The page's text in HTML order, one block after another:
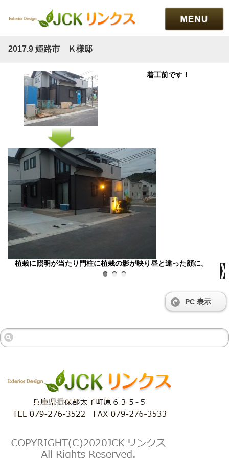
workworkworkworkworkworkworkwork
2017.9 姫路市 Ｋ様邸
着工前です！
植栽に照明が当たり門柱に植栽の影が映り昼と違った顔に。
PC 表示